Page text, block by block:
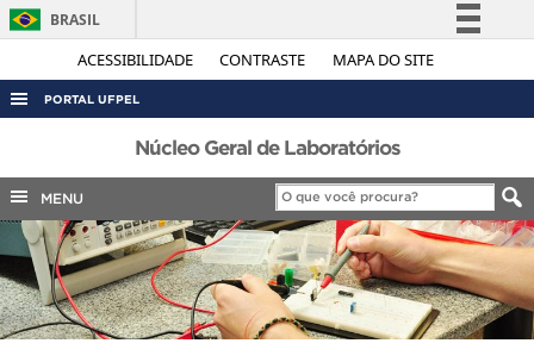
ACESSIBILIDADE CONTRASTE MAPA DO SITE
BRASIL
Simplifique!
Legislação
Canais
PORTAL UFPEL
ACESSO À INFORMAÇÃO
AUDITORIA
COBALTO
CONCURSOS
EDITAIS
INTERNACIONAL
Núcleo Geral de Laboratórios
MENU